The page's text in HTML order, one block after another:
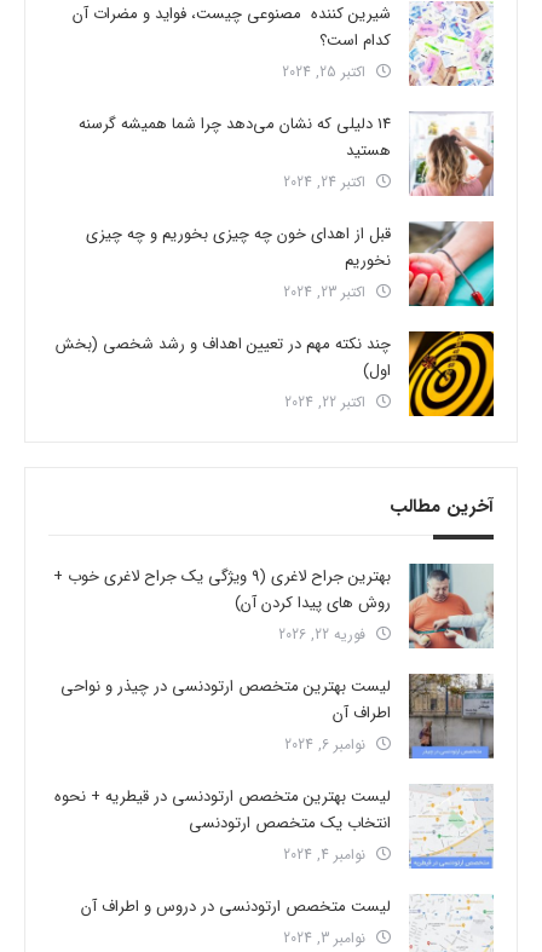
شیرین کننده مصنوعی چیست، فواید و مضرات آن
کدام است؟
اکتبر 25, 2024
14 دلیلی که نشان می‌دهد چرا شما همیشه گرسنه
هستید
اکتبر 24, 2024
قبل از اهدای خون چه چیزی بخوریم و چه چیزی
نخوریم
اکتبر 23, 2024
چند نکته مهم در تعیین اهداف و رشد شخصی (بخش
اول)
اکتبر 22, 2024
آخرین مطالب
بهترین جراح لاغری (9 ویژگی یک جراح لاغری خوب +
روش های پیدا کردن آن)
فوریه 22, 2026
لیست بهترین متخصص ارتودنسی در چیذر و نواحی
اطراف آن
نوامبر 6, 2024
لیست بهترین متخصص ارتودنسی در قیطریه + نحوه
انتخاب یک متخصص ارتودنسی
نوامبر 4, 2024
لیست متخصص ارتودنسی در دروس و اطراف آن
نوامبر 3, 2024